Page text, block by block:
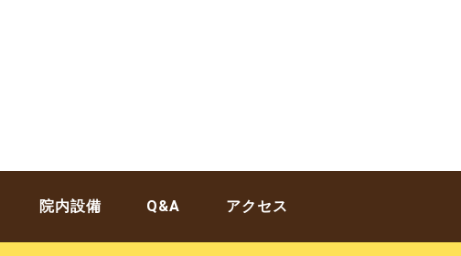
院内設備 Q&A アクセス